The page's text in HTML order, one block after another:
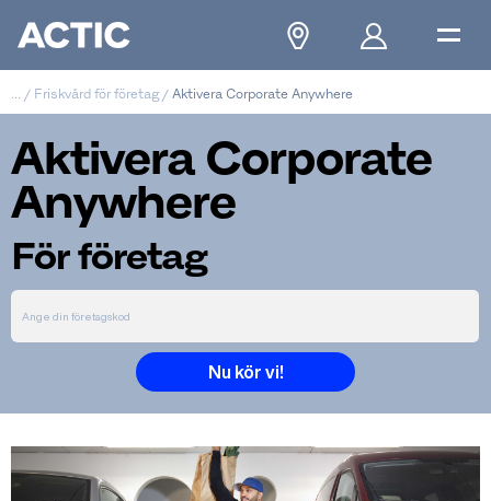
/ Friskvård för företag/ Aktivera Corporate Anywhere
Aktivera Corporate
Anywhere
För företag
Nu kör vi!